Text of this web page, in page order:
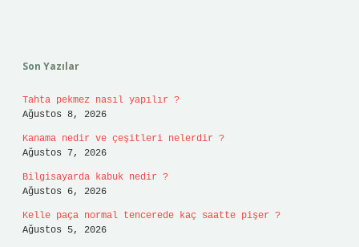
Son Yazılar
Tahta pekmez nasıl yapılır ?
Ağustos 8, 2026
Kanama nedir ve çeşitleri nelerdir ?
Ağustos 7, 2026
Bilgisayarda kabuk nedir ?
Ağustos 6, 2026
Kelle paça normal tencerede kaç saatte pişer ?
Ağustos 5, 2026